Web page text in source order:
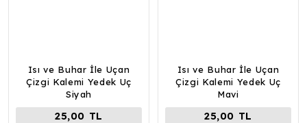
Isı ve Buhar İle Uçan
Çizgi Kalemi Yedek Uç
Siyah
25,00 TL
Isı ve Buhar İle Uçan
Çizgi Kalemi Yedek Uç
Mavi
25,00 TL